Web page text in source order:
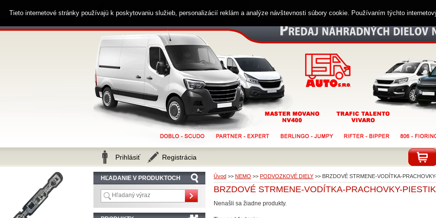
Úvod >> NEMO >> PODVOZKOVÉ DIELY >> BRZDOVÉ STRMENE-VODÍTKA-
BRZDOVÉ STRMENE-VODÍTKA-PRACHOVKY-
Nenašli sa žiadne produkty.
HĽADANIE V PRODUKTOCH
Zákaznícka linka 0914 238 482
Prihlásiť Registrácia
Tieto internetové stránky používajú k poskytovaniu služieb, personalizácií reklám a analýze návštevnosti súbory cookie. Používaním týchto